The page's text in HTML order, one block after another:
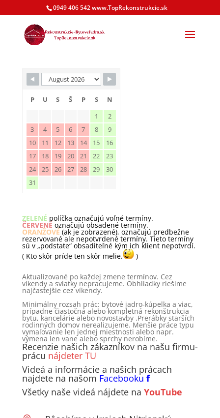
0949 406 542 www.TopRekonstrukcie.sk
P U S Š P S
N
1
2
3
4 5 6 7 8
9
10
11 12 13 14 15
16
17
18 19 20 21 22
23
24
25 26 27 28 29
30
31
ZELENÉ políčka označujú voľné termíny.
ČERVENÉ označujú obsadené termíny.
ORANŽOVÉ (ak je zobrazené), označujú predbežne
rezervované ale nepotvrdené termíny. Tieto termíny
sú v „podstate“ obsaditeľné kým ich klient nepotvrdí.
( Kto skôr príde ten skôr melie.
)
Aktualizované po každej zmene termínov. Cez
víkendy a sviatky nepracujeme. Obhliadky riešime
najčastejšie cez víkendy.
Minimálny rozsah prác: bytové jadro-kúpelka a viac,
prípadne čiastočná alebo kompletná rekonštrukcia
bytu, kancelárie alebo novostavby .Prerábky starších
rodinných domov nerealizujeme. Menšie práce typu
vymaľovanie len jednej miestnosti alebo napr.
výmena len vane alebo sprchy nerobíme.
Recenzie našich zákazníkov na našu firmu-
prácu nájdeter TU
Videá a informácie a našich prácach
najdete na našom Facebooku f
Všetky naše videá nájdete na YouTube